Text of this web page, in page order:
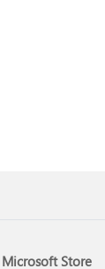
Microsoft Store